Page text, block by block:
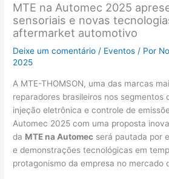
MTE na Automec 2025
sensoriais e novas
aftermarket automotivo
Deixe um comentário / Eventos / Por
2025
A MTE-THOMSON, uma das marcas
reparadores brasileiros nos segmentos
injeção eletrônica e controle de
Automec 2025 com uma proposta
da MTE na Automec será pautada por
e demonstrações tecnológicas em
protagonismo da empresa no mercado